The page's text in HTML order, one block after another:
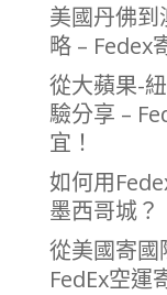
美國丹佛
略 – Fedex
從大蘋果-
驗分享 –
宜！
如何用
墨西哥城？
從美國寄國
FedEx空運